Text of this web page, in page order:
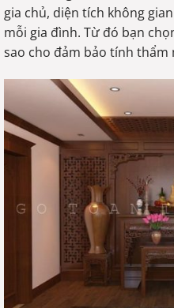
gia chủ, diện tích không
mỗi gia đình. Từ đó bạn
sao cho đảm bảo tính thẩm